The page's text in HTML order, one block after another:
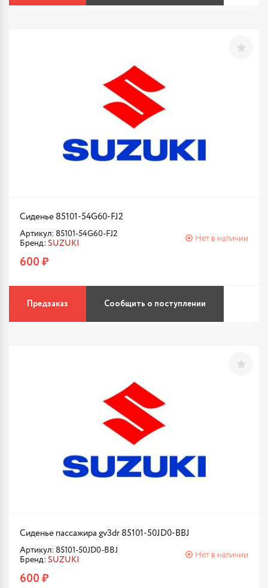
Сиденье 85101-54G60-FJ2
Артикул: 85101-54G60-FJ2
Бренд: SUZUKI
Нет в наличии
600 ₽
Предзаказ Сообщить о поступлении
Сиденье пассажира gv3dr 85101-50JD0-BBJ
Артикул: 85101-50JD0-BBJ
Бренд: SUZUKI
Нет в наличии
600 ₽